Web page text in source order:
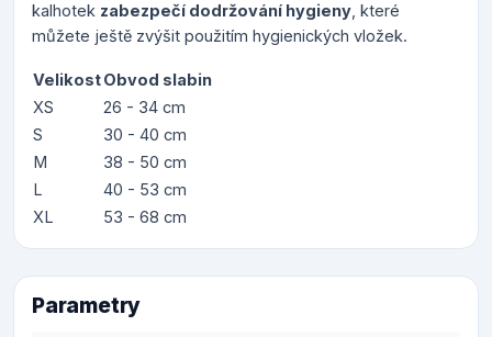
kalhotek zabezpečí dodržování hygieny , které
můžete ještě zvýšit použitím hygienických vložek.
VelikostObvod slabin
XS
26 - 34 cm
S
30 - 40 cm
M
38 - 50 cm
L
40 - 53 cm
XL
53 - 68 cm
Parametry